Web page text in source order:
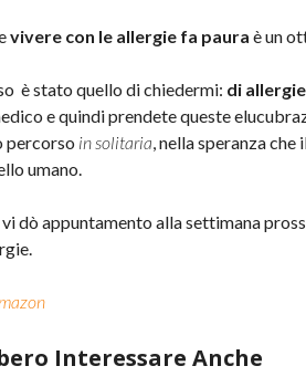
vivere con le allergie fa paura è un
è stato quello di chiedermi: di
e quindi prendete queste
percorso in solitaria, nella speranza che
umano.
dò appuntamento alla settimana
Interessare Anche